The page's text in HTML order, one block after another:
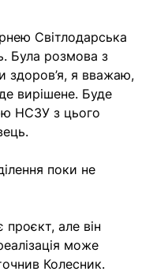
Світлодарська
Була розмова з
здоров’я, я вважаю,
вирішене. Буде
НСЗУ з цього
поки не
проєкт, але він
може
Колесник.